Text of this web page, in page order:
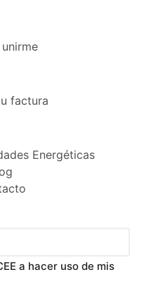
factura
Energéticas
a hacer uso de mis